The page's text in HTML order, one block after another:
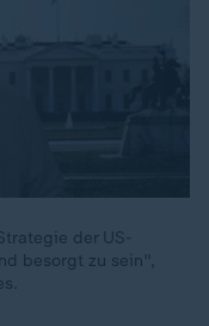
der US-
besorgt zu sein",